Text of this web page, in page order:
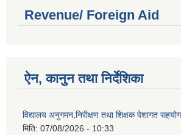
Revenue/ Foreign Aid
ऐन, कानुन तथा निर्देशिका
विद्यालय अनुगमन,निरीक्षण तथा शिक्षक पेशागत
मिति: 07/08/2026 - 10:33